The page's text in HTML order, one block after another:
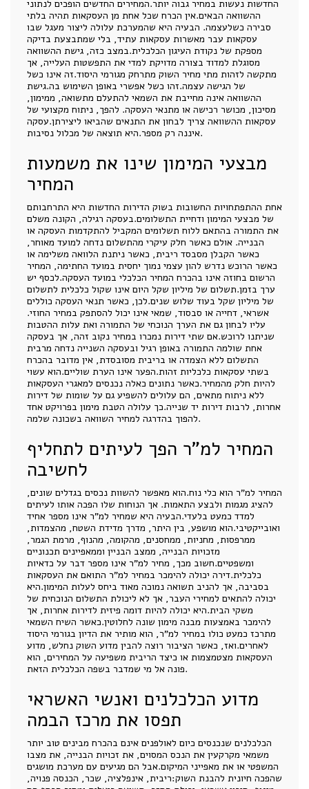
החדשות נעשות במחיר גבוה יותר.המחירים החדשים הופכים לנתוני
ההשוואה הבאים.אין הכרח שכל אחת מן העסקאות תהיה בלתי
סבירה כשלעצמה. הבעיה היא שהמערכת עלולה ליצור מעגל שבו
עסקאות עבר מאשרות עסקאות עתיד, בלי שמתבצעת בדיקה
מספקת של נקודת העיגון הכלכלית.במצב כזה, גישת ההשוואה
מסוגלת למדוד בצורה מדויקת למדי את התפשטות העלייה, אך
מתקשה לזהות מתי מחיר השוק מתרחק מגורמי היסוד.זה אינו כשל
של הגישה עצמה.זהו כשל אפשרי באופן השימוש בה.גישת
ההשוואה אינה מחייבת את השמאי להתעלם מתשואה, ממימון,
מסיכון, מכושר רכישה או מתנאי העסקה. להפך, ניתוח מקצועי של
עסקאות ההשוואה צריך לבחון את התנאים שהביאו ליצירתן.עסקה
איננה רק מספר.היא תוצאה של מכלול נסיבות.
מבצעי המימון שינו את משמעות
המחיר
אחת ההתפתחויות החשובות בשוק הדירות החדשות היא התרחבותם
של מבצעי המימון ודחיית התשלומים.בעסקה רגילה, הקונה משלם
את התמורה בהתאם ללוח תשלומים המקביל להתקדמות העסקה או
הבנייה. אולם כאשר חלק עיקרי מהתשלום נדחה למועד מאוחר,
כאשר הקבלן מסבסד ריבית, כאשר ניתנת הלוואה משלימה או
כאשר הרוכש נדרש להון עצמי נמוך יחסית במועד החתימה, המחיר
הרשום בחוזה אינו בהכרח המחיר הכלכלי במועד העסקה.לכסף יש
ערך בזמן.תשלום של מיליון שקל היום אינו שקול כלכלית לתשלום
של מיליון שקל בעוד שלוש שנים.לכן, כאשר תנאי העסקה כוללים
אשראי, דחייה או סבסוד, שמאי אינו יכול להסתפק במחיר החוזי.
עליו לבחון גם את הערך הנוכחי של התמורה ואת עלות ההטבות
שניתנו לרוכש.אם שתי דירות נמכרו במחיר נקוב זהה, אך בעסקה
אחת שולמה התמורה באופן רגיל ובעסקה השנייה נדחה מרבית
התשלום ללא הצמדה או בריבית מסובסדת, אין מדובר בהכרח
בשתי עסקאות כלכליות זהות.הפער אינו הערת שוליים.הוא עשוי
להיות חלק מהמחיר.כאשר נתונים כאלה נכנסים למאגרי העסקאות
ללא ניתוח מתאים, הם עלולים להשפיע גם על שומות של דירות
אחרות, לרבות דירות יד שנייה.כך עלולה הטבת מימון בפרויקט אחד
להפוך בהדרגה למחיר השוואה בשכונה שלמה.
המחיר למ"ר הפך לעיתים לתחליף
לחשיבה
המחיר למ"ר הוא כלי נוח.הוא מאפשר להשוות נכסים בגדלים שונים,
להציג מגמות ולבצע התאמות. אך הנוחות שלו הפכה אותו לעיתים
למדד כמעט בלעדי.הבעיה היא שמחיר למ"ר אינו מספר אחיד
ואובייקטיבי.הוא מושפע, בין היתר, מדרך מדידת השטח, מהצמדות,
ממרפסות, מחניות, ממחסנים, מהקומה, מהנוף, מרמת הגמר,
מזכויות הבנייה, ממצב הבניין וממאפיינים תכנוניים
ומשפטיים.חשוב מכך, מחיר למ"ר אינו מספר דבר על כדאיות
כלכלית.דירה יכולה להימכר במחיר למ"ר התואם את העסקאות
בסביבה, אך להניב תשואה נמוכה מאוד ביחס לעלות המימון.היא
יכולה להתאים למחירי העבר, אך לא ליכולת התשלום הנוכחית של
משקי הבית.היא יכולה להיות דומה פיזית לדירות אחרות, אך
להימכר באמצעות מבנה מימון שונה לחלוטין.כאשר השיח השמאי
מתרכז כמעט כולו במחיר למ"ר, הוא מותיר את הדיון בגורמי היסוד
לאחרים.ואז, כאשר הציבור רוצה להבין מדוע השוק נחלש, מדוע
העסקאות מצטמצמות או כיצד הריבית משפיעה על המחירים, הוא
פונה אל מי שמדבר בשפה הכלכלית הזאת.
מדוע הכלכלנים ואנשי האשראי
תפסו את מרכז הבמה
הכלכלנים שנכנסים כיום לאולפנים אינם בהכרח מבינים טוב יותר
משמאי מקרקעין את הנכס המסוים, את זכויות הבנייה, את מצבו
המשפטי או את מאפייני המיקום.אבל הם מגיעים עם מערכת מושגים
שהפכה חיונית להבנת השוק:ריבית, אינפלציה, שכר, הכנסה פנויה,